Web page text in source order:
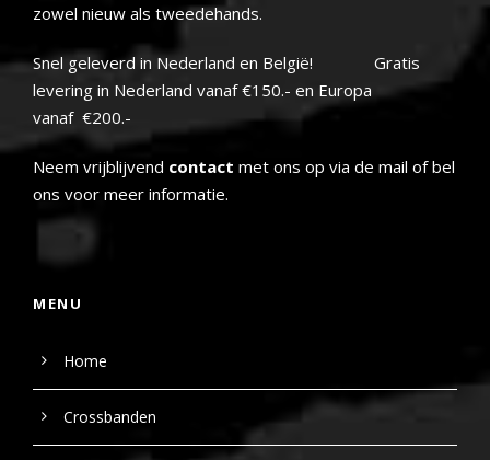
zowel nieuw als tweedehands.
Snel geleverd in Nederland en België! Gratis
levering in Nederland vanaf €150.- en Europa
vanaf €200.-
Neem vrijblijvend contact met ons op via de mail of bel
ons voor meer informatie.
MENU
Home
Crossbanden